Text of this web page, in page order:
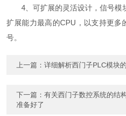
4、可扩展的灵活设计，信号模
扩展能力最高的CPU，以支持更多
号。
上一篇：详细解析西门子PLC模块
下一篇：有关西门子数控系统的结
准备好了